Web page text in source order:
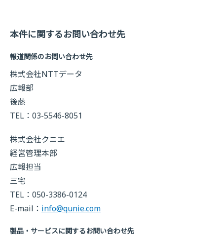
本件に関するお問い合わせ先
報道関係のお問い合わせ先
株式会社NTTデータ
広報部
後藤
TEL：03-5546-8051
株式会社クニエ
経営管理本部
広報担当
三宅
TEL：050-3386-0124
E-mail： info@qunie.com
製品・サービスに関するお問い合わせ先